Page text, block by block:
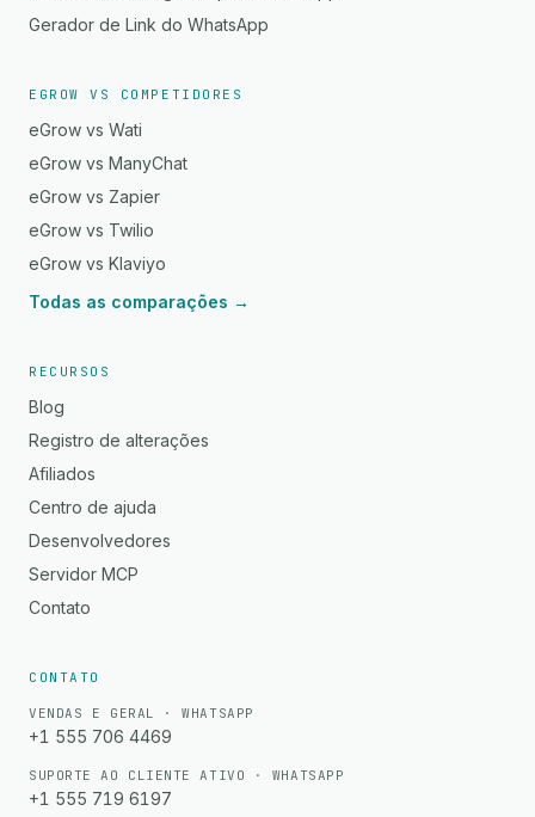
Gerador de Link do WhatsApp
EGROW VS COMPETIDORES
eGrow vs Wati
eGrow vs ManyChat
eGrow vs Zapier
eGrow vs Twilio
eGrow vs Klaviyo
Todas as comparações →
RECURSOS
Blog
Registro de alterações
Afiliados
Centro de ajuda
Desenvolvedores
Servidor MCP
Contato
CONTATO
VENDAS E GERAL · WHATSAPP
+1 555 706 4469
SUPORTE AO CLIENTE ATIVO · WHATSAPP
+1 555 719 6197